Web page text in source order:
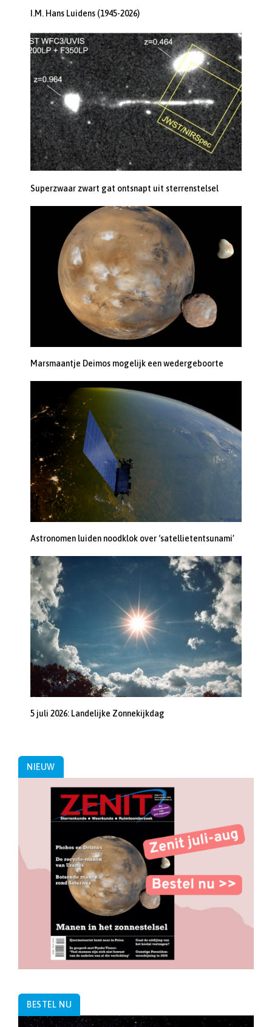
I.M. Hans Luidens (1945-2026)
Superzwaar zwart gat ontsnapt uit sterrenstelsel
Marsmaantje Deimos mogelijk een wedergeboorte
Astronomen luiden noodklok over ‘satellietentsunami’
5 juli 2026: Landelijke Zonnekijkdag
NIEUW
BESTEL NU